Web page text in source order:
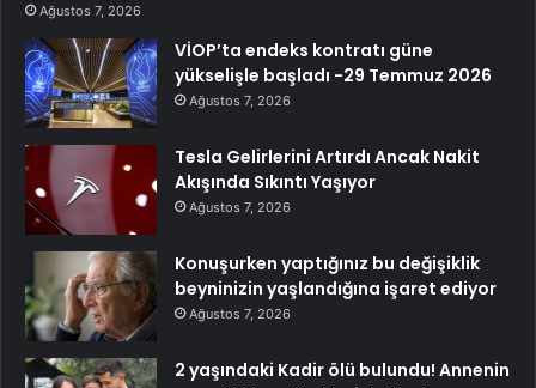
Ağustos 7, 2026
VİOP’ta endeks kontratı güne
yükselişle başladı -29 Temmuz 2026
Ağustos 7, 2026
Tesla Gelirlerini Artırdı Ancak Nakit
Akışında Sıkıntı Yaşıyor
Ağustos 7, 2026
Konuşurken yaptığınız bu değişiklik
beyninizin yaşlandığına işaret ediyor
Ağustos 7, 2026
2 yaşındaki Kadir ölü bulundu! Annenin